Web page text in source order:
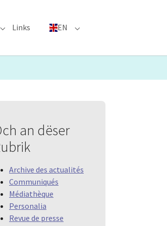
Submenu for "Cultural heritage"
Links EN Submenu for "EN"
an dëser
Archive des actualités
Communiqués
Médiathèque
Personalia
Revue de presse